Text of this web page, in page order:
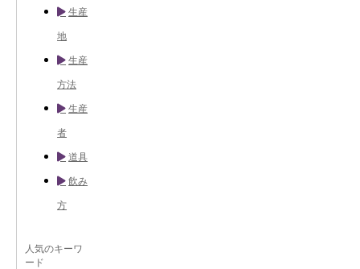
生産
地
生産
方法
生産
者
道具
飲み
方
人気のキーワ
ード